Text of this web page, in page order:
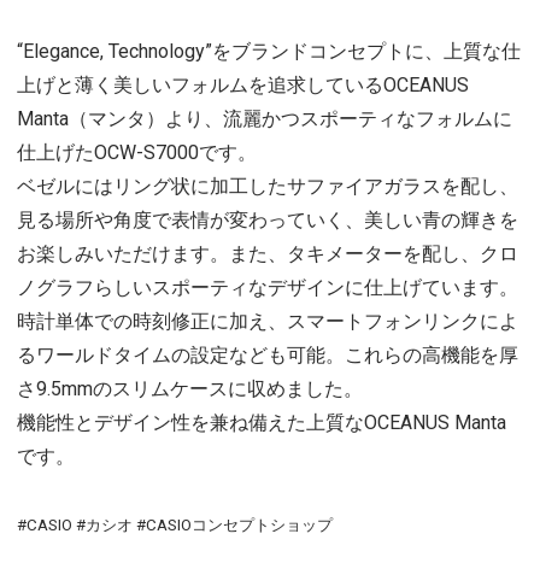
“Elegance, Technology”をブランドコンセプトに、上質な仕
上げと薄く美しいフォルムを追求しているOCEANUS
Manta（マンタ）より、流麗かつスポーティなフォルムに
仕上げたOCW-S7000です。
ベゼルにはリング状に加工したサファイアガラスを配し、
見る場所や角度で表情が変わっていく、美しい青の輝きを
お楽しみいただけます。また、タキメーターを配し、クロ
ノグラフらしいスポーティなデザインに仕上げています。
時計単体での時刻修正に加え、スマートフォンリンクによ
るワールドタイムの設定なども可能。これらの高機能を厚
さ9.5mmのスリムケースに収めました。
機能性とデザイン性を兼ね備えた上質なOCEANUS Manta
です。
#CASIO #カシオ #CASIOコンセプトショップ